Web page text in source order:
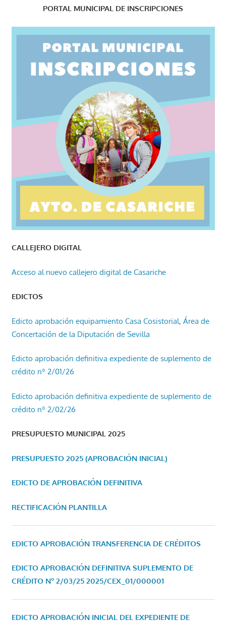
PORTAL MUNICIPAL DE INSCRIPCIONES
CALLEJERO DIGITAL
Acceso al nuevo callejero digital de Casariche
EDICTOS
Edicto aprobación equipamiento Casa Cosistorial, Área de
Concertación de la Diputación de Sevilla
Edicto aprobación definitiva expediente de suplemento de
crédito nº 2/01/26
Edicto aprobación definitiva expediente de suplemento de
crédito nº 2/02/26
PRESUPUESTO MUNICIPAL 2025
PRESUPUESTO 2025 (APROBACIÓN INICIAL)
EDICTO DE APROBACIÓN DEFINITIVA
RECTIFICACIÓN PLANTILLA
EDICTO APROBACIÓN TRANSFERENCIA DE CRÉDITOS
EDICTO APROBACIÓN DEFINITIVA SUPLEMENTO DE
CRÉDITO Nº 2/03/25 2025/CEX_01/000001
EDICTO APROBACIÓN INICIAL DEL EXPEDIENTE DE